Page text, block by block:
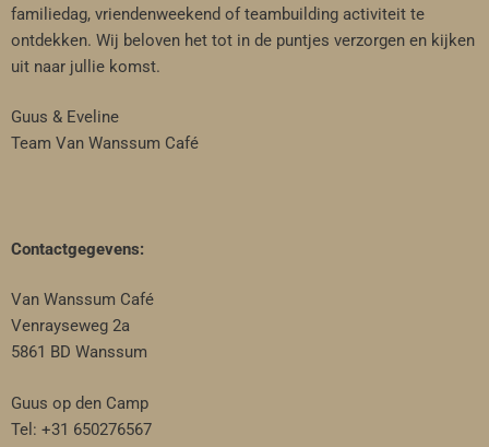
familiedag, vriendenweekend of teambuilding activiteit te
ontdekken. Wij beloven het tot in de puntjes verzorgen en kijken
uit naar jullie komst.
Guus & Eveline
Team Van Wanssum Café
Contactgegevens:
Van Wanssum Café
Venrayseweg 2a
5861 BD Wanssum
Guus op den Camp
Tel: +31 650276567